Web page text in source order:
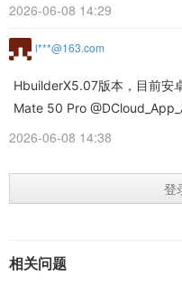
2026-06-08 14:29
l***@163.com
HbuilderX5.07版本，目前安
Mate 50 Pro
2026-06-08 14:38
登
相关问题